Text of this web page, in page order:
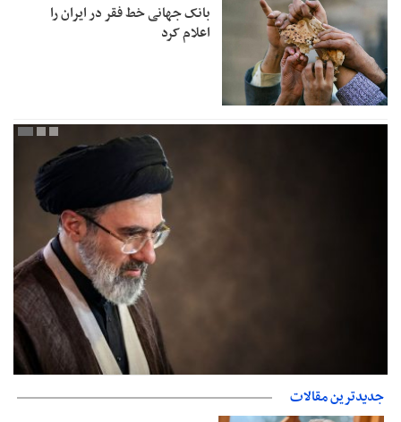
بانک جهانی خط فقر در ایران را
اعلام کرد
دفتر رهبر انقلاب: مطالب خارج از مراجع رسمی فاقد سندیت است
جدیدترین مقالات